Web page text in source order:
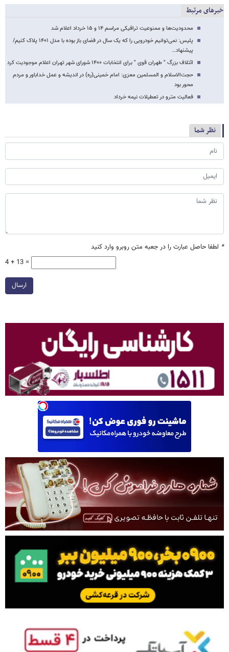
خبرهای مرتبط
محدودیت‌ها و ممنوعیت ترافیکی مراسم ۱۴ و ۱۵ خرداد اعلام شد
پلیس: نمی‌توانیم خودرویی را که یک سال در فضای باز بوده با مدل ۱۴۰۱ پلاک کنیم/
پیشنهاد…
ائتلاف بزرگ " طهران قوی " برای انتخابات ۱۴۰۰ شورای شهر تهران اعلام موجودیت کرد
حجت‌الاسلام و المسلمین معزی: امام خمینی(ره) در اندیشه و عمل خداباور و مردم
محور بود
فعالیت مترو در تعطیلات نیمه خرداد
نظر شما
* لطفا حاصل عبارت را در جعبه متن روبرو وارد کنید
4 + 13 =
ارسال